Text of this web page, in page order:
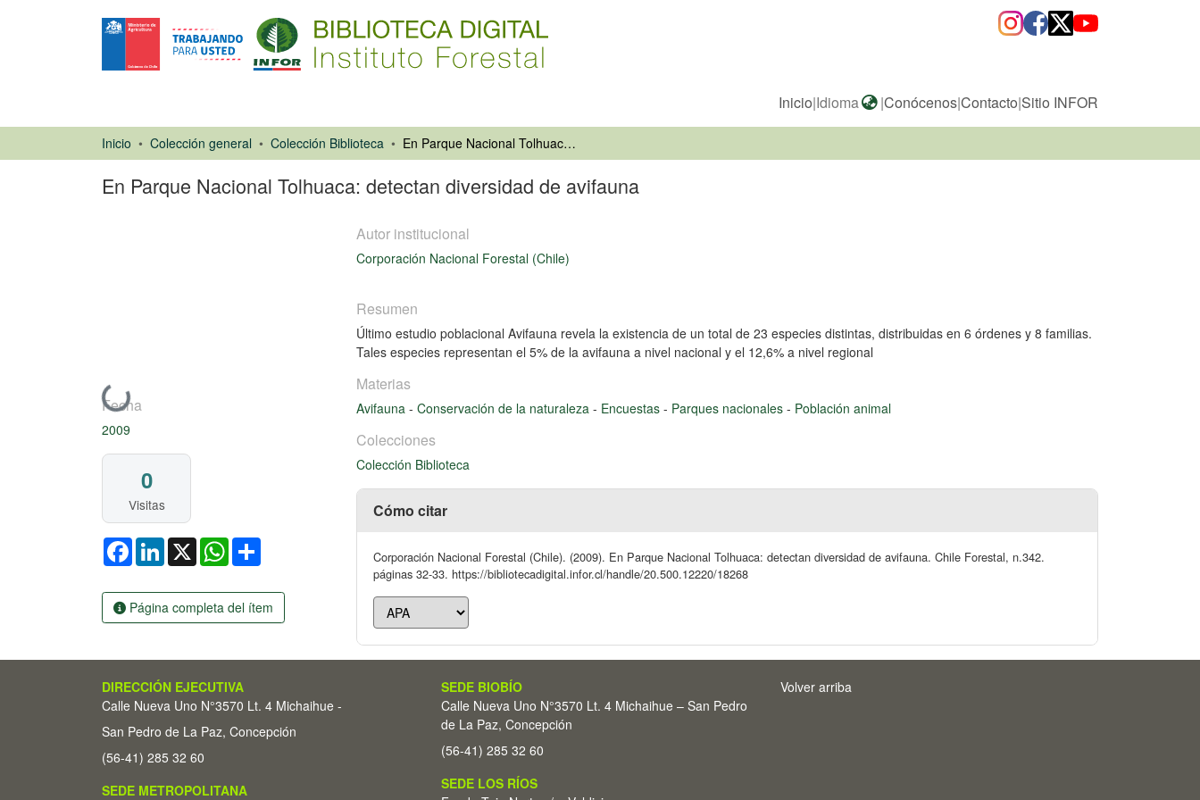
Inicio|Idioma |Conócenos|Contacto|Sitio INFOR
Inicio Colección general Colección Biblioteca En Parque Nacional Tolhuaca: detectan diversidad de avifauna
En Parque Nacional Tolhuaca: detectan diversidad de avifauna
Cargando...
Fecha
2009
0
Visitas
FacebookLinkedIn
X WhatsApp
Página completa del ítem
Autor institucional
Corporación Nacional Forestal (Chile)
Resumen
Último estudio poblacional Avifauna revela la existencia de un total de 23 especies distintas, distribuidas en 6 órdenes y 8 familias.
Tales especies representan el 5% de la avifauna a nivel nacional y el 12,6% a nivel regional
Materias
Avifauna - Conservación de la naturaleza - Encuestas - Parques nacionales - Población animal
Colecciones
Colección Biblioteca
Cómo citar
Corporación Nacional Forestal (Chile). (2009). En Parque Nacional Tolhuaca: detectan diversidad de avifauna. Chile Forestal, n.342.
páginas 32-33. https://bibliotecadigital.infor.cl/handle/20.500.12220/18268
DIRECCIÓN EJECUTIVA
Calle Nueva Uno N°3570 Lt. 4 Michaihue -
San Pedro de La Paz, Concepción
(56-41) 285 32 60
SEDE METROPOLITANA
SEDE BIOBÍO
Calle Nueva Uno N°3570 Lt. 4 Michaihue – San Pedro
de La Paz, Concepción
(56-41) 285 32 60
SEDE LOS RÍOS
Volver arriba